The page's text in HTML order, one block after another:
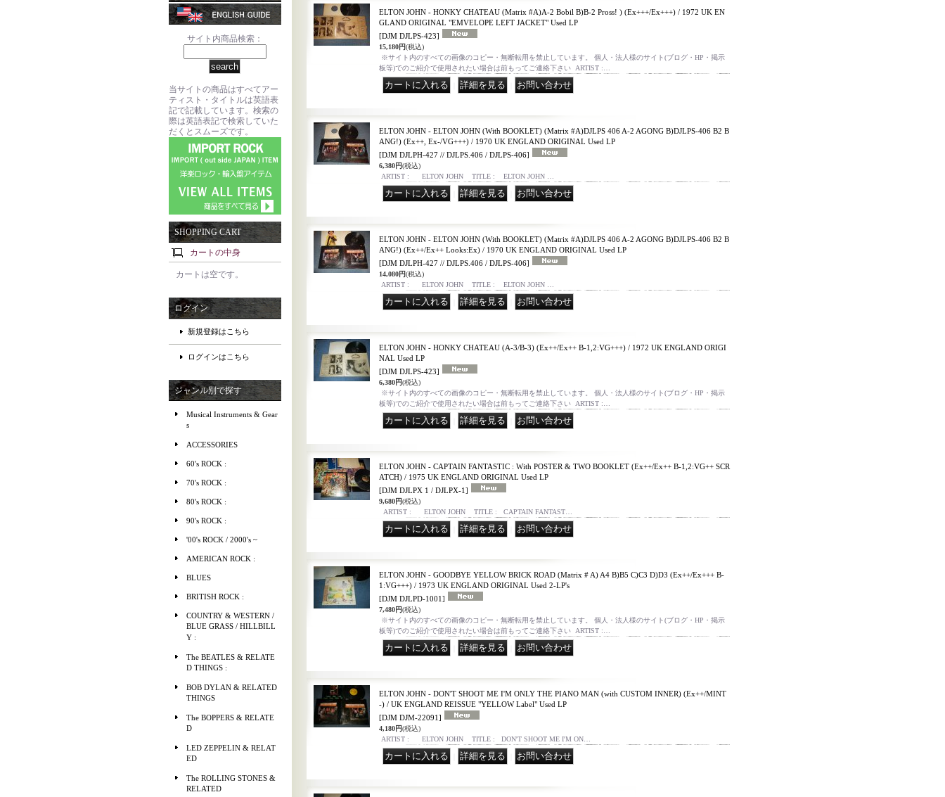
サイト内商品検索：
当サイトの商品はすべてアー
ティスト・タイトルは英語表
記で記載しています。検索の
際は英語表記で検索していた
だくとスムーズです。
SHOPPING CART
カートの中身
カートは空です。
ログイン
新規登録はこちら
ログインはこちら
ジャンル別で探す
Musical Instruments & Gear
s
ACCESSORIES
60's ROCK :
70's ROCK :
80's ROCK :
90's ROCK :
'00's ROCK / 2000's ~
AMERICAN ROCK :
BLUES
BRITISH ROCK :
COUNTRY & WESTERN /
BLUE GRASS / HILLBILL
Y :
The BEATLES & RELATE
D THINGS :
BOB DYLAN & RELATED
THINGS
The BOPPERS & RELATE
D
LED ZEPPELIN & RELAT
ED
The ROLLING STONES &
RELATED
ELTON JOHN - HONKY CHATEAU (Matrix #A)A-2 Bobil B)B-2 Pross! ) (Ex+++/Ex+++) / 1972 UK EN
GLAND ORIGINAL "EMVELOPE LEFT JACKET" Used LP
[DJM DJLPS-423]
15,180円(税込)
※サイト内のすべての画像のコピー・無断転用を禁止しています。 個人・法人様のサイト(ブログ・HP・掲示
板等)でのご紹介で使用されたい場合は前もってご連絡下さい ARTIST :…
ELTON JOHN - ELTON JOHN (With BOOKLET) (Matrix #A)DJLPS 406 A-2 AGONG B)DJLPS-406 B2 B
ANG!) (Ex++, Ex-/VG+++) / 1970 UK ENGLAND ORIGINAL Used LP
[DJM DJLPH-427 // DJLPS.406 / DJLPS-406]
6,380円(税込)
ARTIST : ELTON JOHN TITLE : ELTON JOHN …
ELTON JOHN - ELTON JOHN (With BOOKLET) (Matrix #A)DJLPS 406 A-2 AGONG B)DJLPS-406 B2 B
ANG!) (Ex++/Ex++ Looks:Ex) / 1970 UK ENGLAND ORIGINAL Used LP
[DJM DJLPH-427 // DJLPS.406 / DJLPS-406]
14,080円(税込)
ARTIST : ELTON JOHN TITLE : ELTON JOHN …
ELTON JOHN - HONKY CHATEAU (A-3/B-3) (Ex++/Ex++ B-1,2:VG+++) / 1972 UK ENGLAND ORIGI
NAL Used LP
[DJM DJLPS-423]
6,380円(税込)
※サイト内のすべての画像のコピー・無断転用を禁止しています。 個人・法人様のサイト(ブログ・HP・掲示
板等)でのご紹介で使用されたい場合は前もってご連絡下さい ARTIST :…
ELTON JOHN - CAPTAIN FANTASTIC : With POSTER & TWO BOOKLET (Ex++/Ex++ B-1,2:VG++ SCR
ATCH) / 1975 UK ENGLAND ORIGINAL Used LP
[DJM DJLPX 1 / DJLPX-1]
9,680円(税込)
ARTIST : ELTON JOHN TITLE : CAPTAIN FANTAST…
ELTON JOHN - GOODBYE YELLOW BRICK ROAD (Matrix # A) A4 B)B5 C)C3 D)D3 (Ex++/Ex+++ B-
1:VG+++) / 1973 UK ENGLAND ORIGINAL Used 2-LP's
[DJM DJLPD-1001]
7,480円(税込)
※サイト内のすべての画像のコピー・無断転用を禁止しています。 個人・法人様のサイト(ブログ・HP・掲示
板等)でのご紹介で使用されたい場合は前もってご連絡下さい ARTIST :…
ELTON JOHN - DON'T SHOOT ME I'M ONLY THE PIANO MAN (with CUSTOM INNER) (Ex++/MINT
-) / UK ENGLAND REISSUE "YELLOW Label" Used LP
[DJM DJM-22091]
4,180円(税込)
ARTIST : ELTON JOHN TITLE : DON'T SHOOT ME I'M ON…